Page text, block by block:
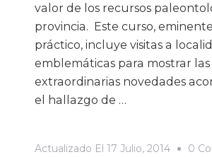
valor de los recursos
provincia. Este curso,
práctico, incluye visitas a
emblemáticas para mostrar las
extraordinarias novedades
el hallazgo de …
Actualizado El 17 Julio, 2014 0